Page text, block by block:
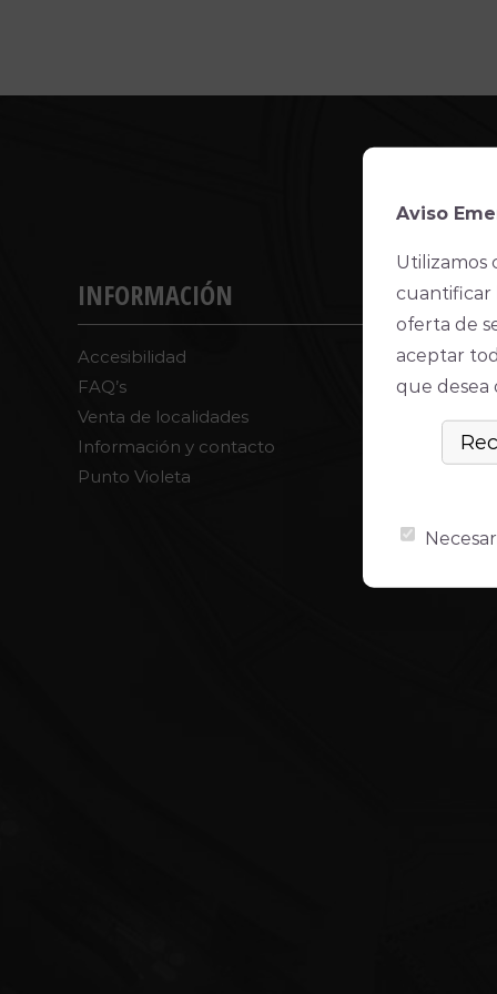
INFORMACIÓN
Accesibilidad
FAQ’s
Venta de localidades
Información y contacto
Punto Violeta
Aviso
Utilizamos
cuantificar
oferta de
aceptar
que desea